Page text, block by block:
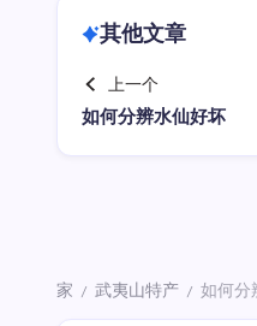
其他文章
上一个
如何分辨水仙好坏
家 / 武夷山特产 / 如何分